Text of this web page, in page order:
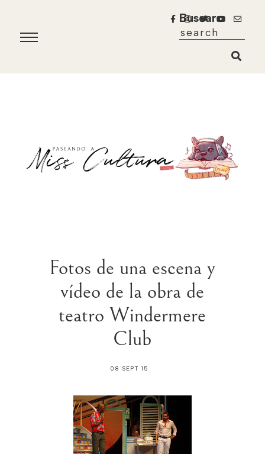
Buscar
Fotos de una escena y
vídeo de la obra de
teatro Windermere
Club
08 SEPT 15